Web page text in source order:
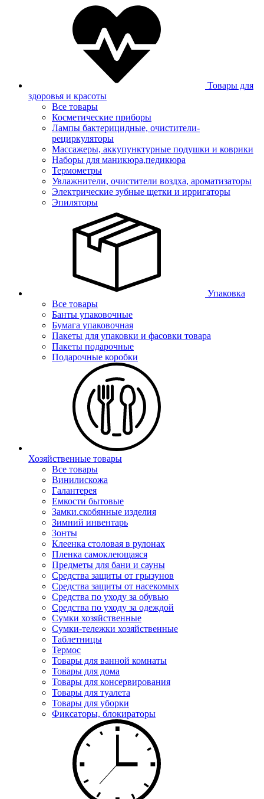
Товары для
здоровья и красоты
Все товары
Косметические приборы
Лампы бактерицидные, очистители-
рециркуляторы
Массажеры, аккупунктурные подушки и коврики
Наборы для маникюра,педикюра
Термометры
Увлажнители, очистители воздха, ароматизаторы
Электрические зубные щетки и ирригаторы
Эпиляторы
Упаковка
Все товары
Банты упаковочные
Бумага упаковочная
Пакеты для упаковки и фасовки товара
Пакеты подарочные
Подарочные коробки
Хозяйственные товары
Все товары
Винилискожа
Галантерея
Емкости бытовые
Замки.скобянные изделия
Зимний инвентарь
Зонты
Клеенка столовая в рулонах
Пленка самоклеющаяся
Предметы для бани и сауны
Средства защиты от грызунов
Средства защиты от насекомых
Средства по уходу за обувью
Средства по уходу за одеждой
Сумки хозяйственные
Сумки-тележки хозяйственные
Таблетницы
Термос
Товары для ванной комнаты
Товары для дома
Товары для консервирования
Товары для туалета
Товары для уборки
Фиксаторы, блокираторы